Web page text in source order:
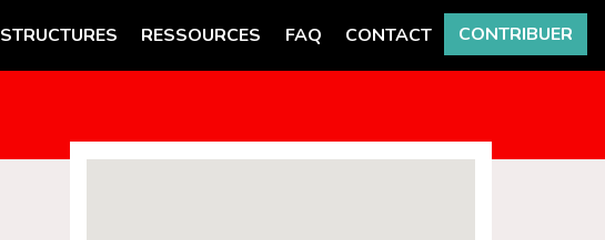
STRUCTURES RESSOURCES FAQ CONTACT CONTRIBUER